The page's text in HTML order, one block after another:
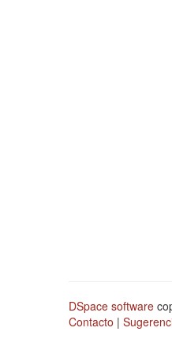
DSpace software
Contacto |